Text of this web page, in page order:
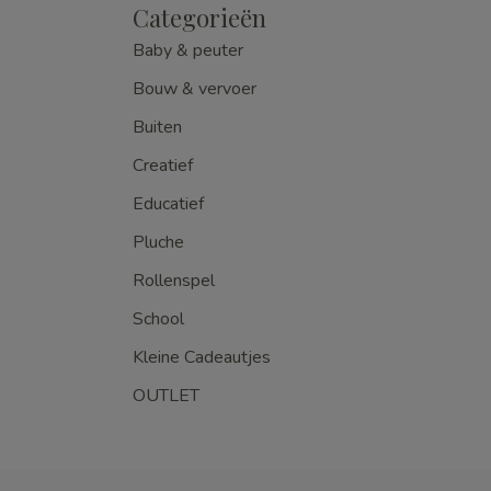
Categorieën
Baby & peuter
Bouw & vervoer
Buiten
Creatief
Educatief
Pluche
Rollenspel
School
Kleine Cadeautjes
OUTLET